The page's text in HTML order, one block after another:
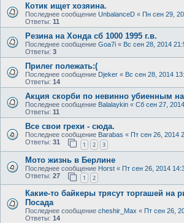
Котик ищет хозяина.
Последнее сообщение UnbalanceD « Пн сен 29,
Ответы: 11
Резина на Хонда сб 1000 1995 г.в.
Последнее сообщение Goa7i « Вс сен 28, 2014
Ответы: 3
Прилег полежать:(
Последнее сообщение Djeker « Вс сен 28, 2014
Ответы: 14
Акция скорби по невинно убиенным
Последнее сообщение Balalaykin « Сб сен 27,
Ответы: 11
Все свои грехи - сюда.
Последнее сообщение Barabas « Пт сен 26, 2014
Ответы: 31 1 2 3
Мото жизнь в Берлине
Последнее сообщение Horst « Пт сен 26, 2014
Ответы: 27 1 2
Какие-то байкеры трясут торгашей на
Посада
Последнее сообщение cheshir_Max « Пт сен 26,
Ответы: 14